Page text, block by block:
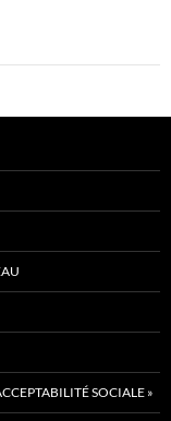
SOCIALE »